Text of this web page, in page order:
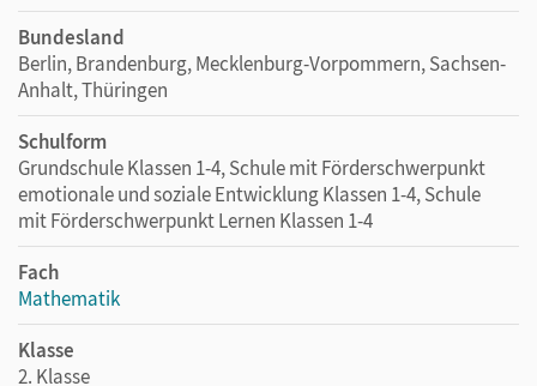
Bundesland
Berlin, Brandenburg, Mecklenburg-Vorpommern, Sachsen-
Anhalt, Thüringen
Schulform
Grundschule Klassen 1-4, Schule mit Förderschwerpunkt
emotionale und soziale Entwicklung Klassen 1-4, Schule
mit Förderschwerpunkt Lernen Klassen 1-4
Fach
Mathematik
Klasse
2. Klasse